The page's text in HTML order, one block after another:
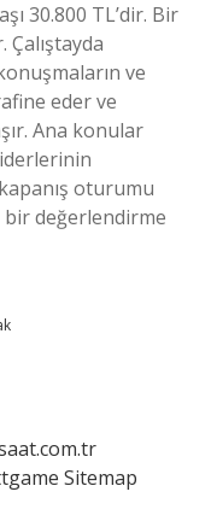
30.800 TL’dir. Bir
Çalıştayda
ve
eder ve
Ana konular
oturumu
bir değerlendirme
Sitemap